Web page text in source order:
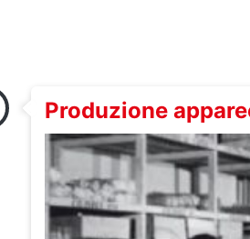
Produzione